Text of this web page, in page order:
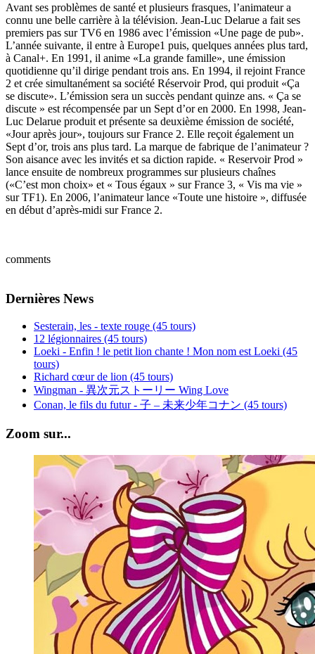
Avant ses problèmes de santé et plusieurs frasques, l’animateur a
connu une belle carrière à la télévision. Jean-Luc Delarue a fait ses
premiers pas sur TV6 en 1986 avec l’émission «Une page de pub».
L’année suivante, il entre à Europe1 puis, quelques années plus tard,
à Canal+. En 1991, il anime «La grande famille», une émission
quotidienne qu’il dirige pendant trois ans. En 1994, il rejoint France
2 et crée simultanément sa société Réservoir Prod, qui produit «Ça
se discute». L’émission sera un succès pendant quinze ans. « Ça se
discute » est récompensée par un Sept d’or en 2000. En 1998, Jean-
Luc Delarue produit et présente sa deuxième émission de société,
«Jour après jour», toujours sur France 2. Elle reçoit également un
Sept d’or, trois ans plus tard. La marque de fabrique de l’animateur ?
Son aisance avec les invités et sa diction rapide. « Reservoir Prod »
lance ensuite de nombreux programmes sur plusieurs chaînes
(«C’est mon choix» et « Tous égaux » sur France 3, « Vis ma vie »
sur TF1). En 2006, l’animateur lance «Toute une histoire », diffusée
en début d’après-midi sur France 2.
comments
Dernières News
Sesterain, les - texte rouge (45 tours)
12 légionnaires (45 tours)
Loeki - Enfin ! le petit lion chante ! Mon nom est Loeki (45
tours)
Richard cœur de lion (45 tours)
Wingman - 異次元ストーリー Wing Love
Conan, le fils du futur - 子 – 未来少年コナン (45 tours)
Zoom sur...